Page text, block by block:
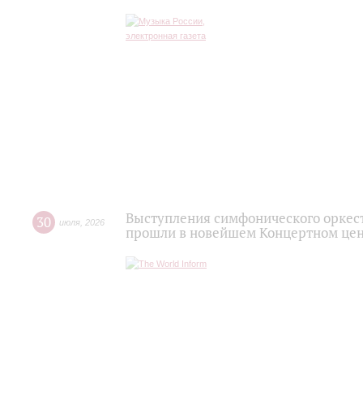
30 июля 2026
Выступления симфонического
прошли в новейшем Концертном